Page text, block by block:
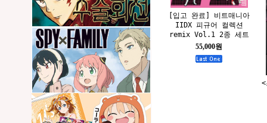
[입고 완료] 비트매니아
IIDX 피규어 컬렉션
remix Vol.1 2종 세트
55,000원